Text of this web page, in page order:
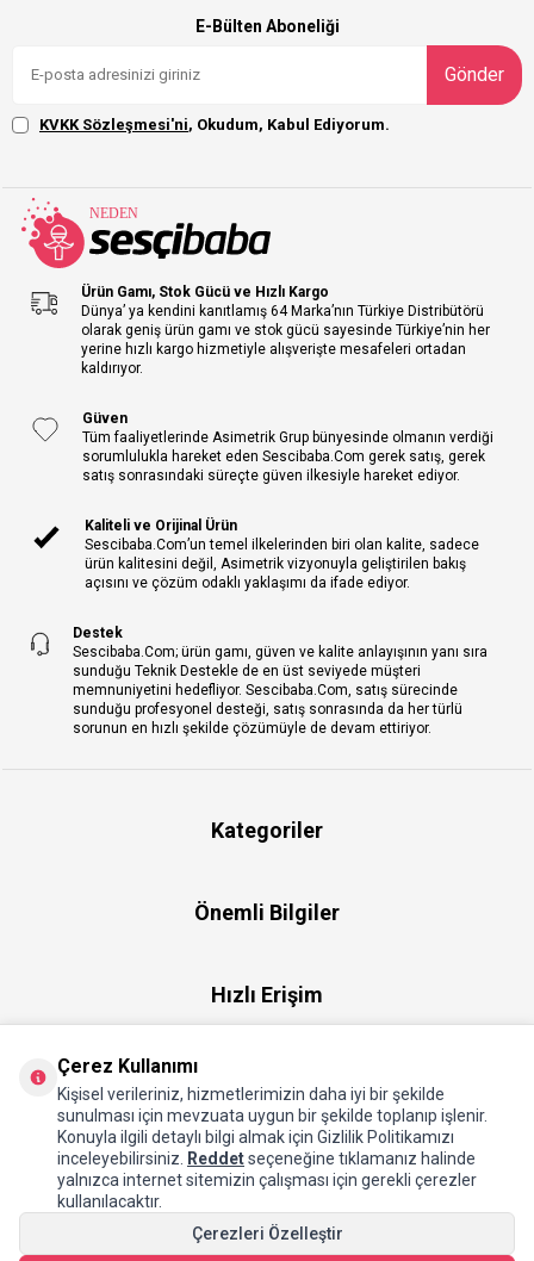
E-Bülten Aboneliği
Gönder
KVKK Sözleşmesi'ni, Okudum, Kabul Ediyorum.
Ürün Gamı, Stok Gücü ve Hızlı Kargo
Dünya’ ya kendini kanıtlamış 64 Marka’nın Türkiye Distribütörü
olarak geniş ürün gamı ve stok gücü sayesinde Türkiye’nin her
yerine hızlı kargo hizmetiyle alışverişte mesafeleri ortadan
kaldırıyor.
Güven
Tüm faaliyetlerinde Asimetrik Grup bünyesinde olmanın verdiği
sorumlulukla hareket eden Sescibaba.Com gerek satış, gerek
satış sonrasındaki süreçte güven ilkesiyle hareket ediyor.
Kaliteli ve Orijinal Ürün
Sescibaba.Com’un temel ilkelerinden biri olan kalite, sadece
ürün kalitesini değil, Asimetrik vizyonuyla geliştirilen bakış
açısını ve çözüm odaklı yaklaşımı da ifade ediyor.
Destek
Sescibaba.Com; ürün gamı, güven ve kalite anlayışının yanı sıra
sunduğu Teknik Destekle de en üst seviyede müşteri
memnuniyetini hedefliyor. Sescibaba.Com, satış sürecinde
sunduğu profesyonel desteği, satış sonrasında da her türlü
sorunun en hızlı şekilde çözümüyle de devam ettiriyor.
Kategoriler
Önemli Bilgiler
Hızlı Erişim
Hakkımızda
Çerez Kullanımı
Kişisel verileriniz, hizmetlerimizin daha iyi bir şekilde
sunulması için mevzuata uygun bir şekilde toplanıp işlenir.
Konuyla ilgili detaylı bilgi almak için Gizlilik Politikamızı
inceleyebilirsiniz.
Reddetseçeneğine tıklamanız halinde
yalnızca internet sitemizin çalışması için gerekli çerezler
kullanılacaktır.
Çerezleri Özelleştir